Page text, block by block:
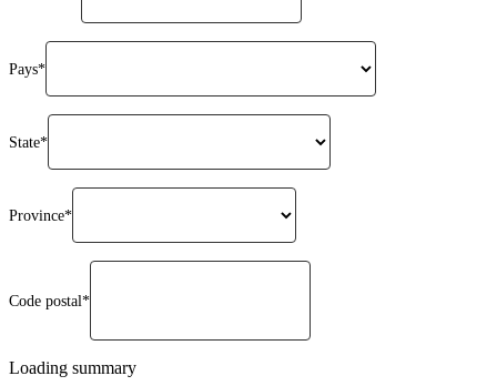
Pays*
State*
Province*
Code postal*
Loading summary